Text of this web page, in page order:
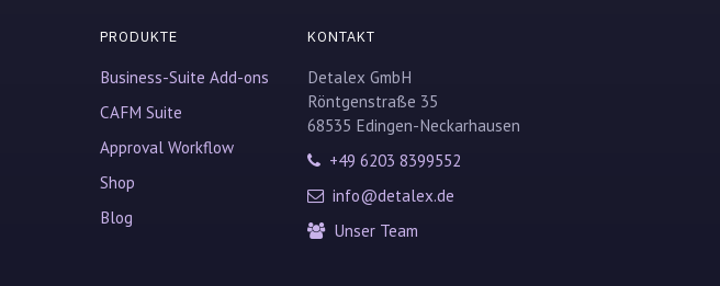
PRODUKTE
Business-Suite Add-ons
CAFM Suite
Approval Workflow
Shop
Blog
KONTAKT
Detalex GmbH
Röntgenstraße 35
68535 Edingen-Neckarhausen
+49 6203 8399552
info@detalex.de
Unser Team